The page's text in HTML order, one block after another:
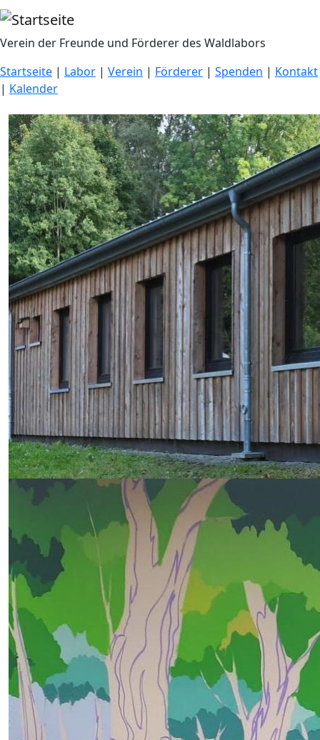
Direkt zum Inhalt
Verein der Freunde und Förderer des Waldlabors
Startseite | Labor | Verein | Förderer | Spenden | Kontakt
| Kalender